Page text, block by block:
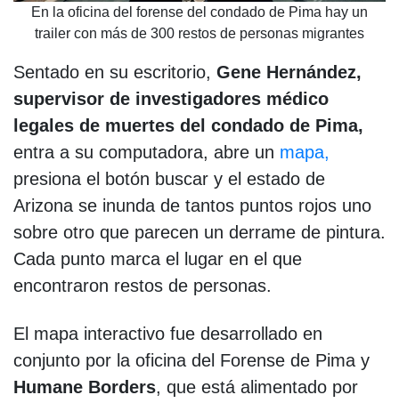
En la oficina del forense del condado de Pima hay un
trailer con más de 300 restos de personas migrantes
Sentado en su escritorio, Gene Hernández,
supervisor de investigadores médico
legales de muertes del condado de Pima,
entra a su computadora, abre un mapa,
presiona el botón buscar y el estado de
Arizona se inunda de tantos puntos rojos uno
sobre otro que parecen un derrame de pintura.
Cada punto marca el lugar en el que
encontraron restos de personas.
El mapa interactivo fue desarrollado en
conjunto por la oficina del Forense de Pima y
Humane Borders, que está alimentado por